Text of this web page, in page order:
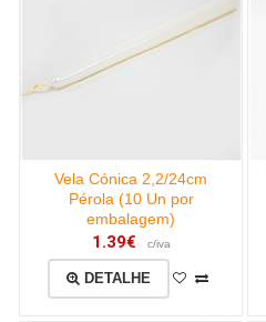
Vela Cónica 2,2/24cm
Pérola (10 Un por
embalagem)
1.39€ c/iva
DETALHE